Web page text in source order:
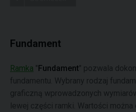
Fundament
Ramka "Fundament" pozwala
fundamentu. Wybrany rodzaj
graficzną wprowadzonych
lewej części ramki. Wartości